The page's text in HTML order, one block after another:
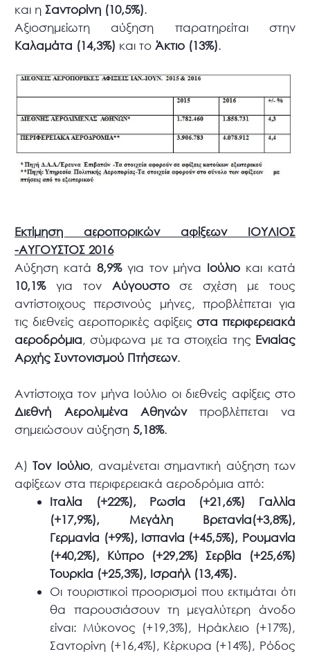
και ηΣαντορίνη (10,5%).
Αξιοσημείωτη αύξηση παρατηρείται στην
Καλαμάτα (14,3%) και το Άκτιο (13%).
Εκτίμηση αεροπορικών αφίξεων ΙΟΥΛΙΟΣ
-ΑΥΓΟΥΣΤΟΣ 2016
Αύξηση κατά 8,9%για τον μήνα Ιούλιο και κατά
10,1%για τον Αύγουστοσε σχέση με τους
αντίστοιχους περσινούς μήνες, προβλέπεται για
τις διεθνείς αεροπορικές αφίξεις στα περιφερειακά
αεροδρόμια, σύμφωνα με τα στοιχεία της Ενιαίας
Αρχής Συντονισμού Πτήσεων.
Αντίστοιχα τον μήνα Ιούλιο οι διεθνείς αφίξεις στο
Διεθνή Αερολιμένα Αθηνώνπροβλέπεται να
σημειώσουν αύξηση5,18%.
Α)Τον Ιούλιο, αναμένεται σημαντική αύξηση των
αφίξεων στα περιφερειακά αεροδρόμια από:
Ιταλία (+22%), Ρωσία (+21,6%) Γαλλία
(+17,9%), Μεγάλη Βρετανία(+3,8%),
Γερμανία (+9%), Ισπανία (+45,5%), Ρουμανία
(+40,2%), Κύπρο (+29,2%) Σερβία (+25,6%)
Τουρκία (+25,3%), Ισραήλ (13,4%).
Οι τουριστικοί προορισμοί που εκτιμάται ότι
θα παρουσιάσουν τη μεγαλύτερη άνοδο
είναι: Μύκονος (+19,3%), Ηράκλειο (+17%),
Σαντορίνη (+16,4%), Κέρκυρα (+14%), Ρόδος